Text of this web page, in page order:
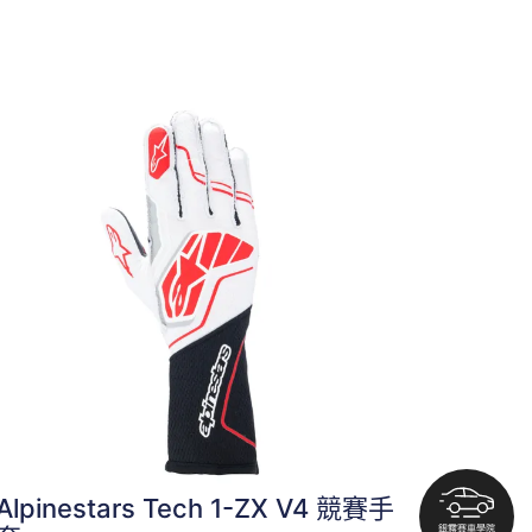
Tech 1-ZX V4 競賽手